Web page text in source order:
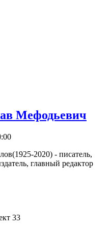
Мефодьевич
2020) - писатель,
главный редактор
33